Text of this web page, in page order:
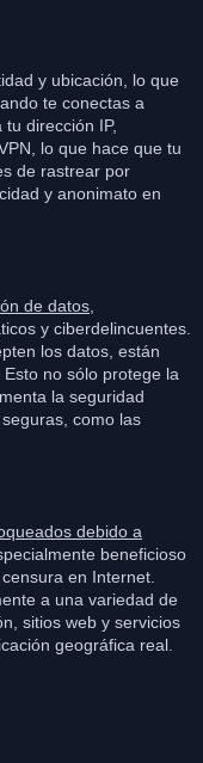
y ubicación, lo que
te conectas a
dirección IP,
lo que hace que tu
de rastrear por
y anonimato en
de datos,
y ciberdelincuentes.
los datos, están
no sólo protege la
la seguridad
como las
debido a
beneficioso
en Internet.
a una variedad de
sitios web y servicios
geográfica real.